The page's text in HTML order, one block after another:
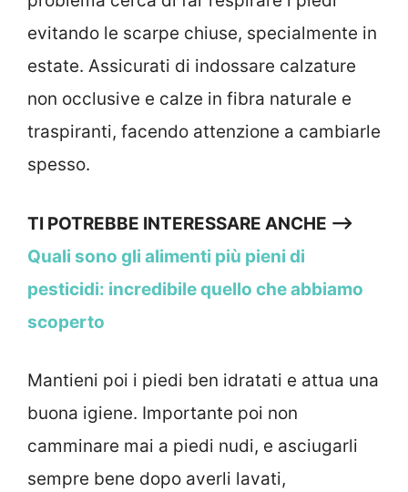
evitando le scarpe chiuse, specialmente in
estate. Assicurati di indossare calzature
non occlusive e calze in fibra naturale e
traspiranti, facendo attenzione a cambiarle
spesso.
TI POTREBBE INTERESSARE ANCHE —->
Quali sono gli alimenti più pieni di
pesticidi: incredibile quello che abbiamo
scoperto
Mantieni poi i piedi ben idratati e attua una
buona igiene. Importante poi non
camminare mai a piedi nudi, e asciugarli
sempre bene dopo averli lavati,